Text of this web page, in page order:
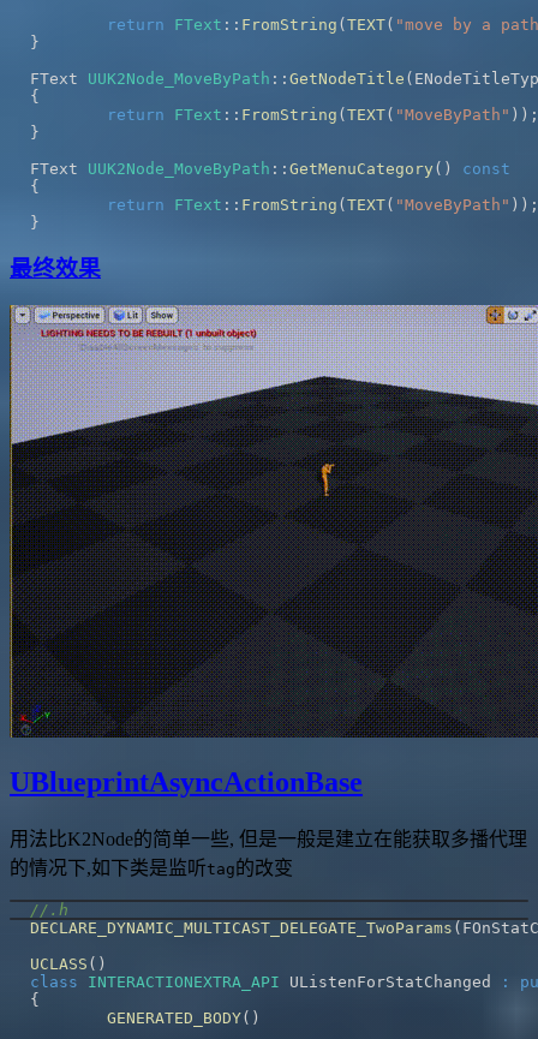
return
FText :: FromString ( TEXT( "move by a
}
FText UUK2Node_MoveByPath :: GetNodeTitle (
{
return
FText :: FromString ( TEXT( "MoveByPath" ) ) ;
}
FText UUK2Node_MoveByPath :: GetMenuCategory ( )
const
{
return
FText :: FromString ( TEXT( "MoveByPath" ) ) ;
}
最终效果
UBlueprintAsyncActionBase
用法比K2Node的简单一些, 但是一般是建立在能获取多播代理
的情况下,如下类是监听tag的改变
//.h
DECLARE_DYNAMIC_MULTICAST_DELEGATE_TwoParams (
UCLASS ( )
class
INTERACTIONEXTRA_API UListenForStatChanged :
{
GENERATED_BODY( )